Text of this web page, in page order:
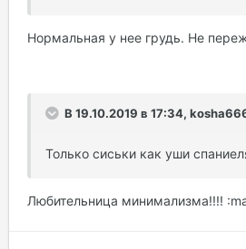
Нормальная у нее грудь. Не
В 19.10.2019 в 17:34,
Только сиськи как уши
Любительница минимализма!!!!